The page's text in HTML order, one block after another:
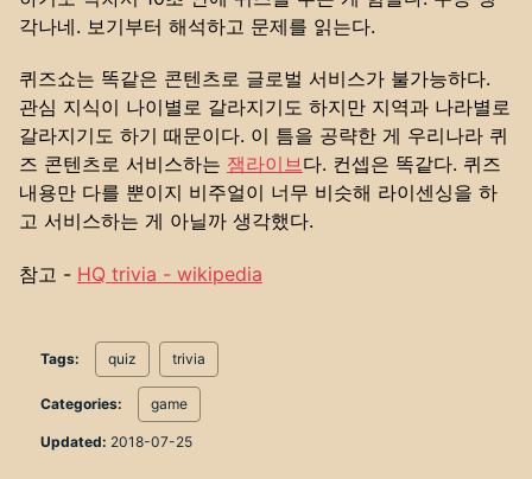
각나네. 보기부터 해석하고 문제를 읽는다.
퀴즈쇼는 똑같은 콘텐츠로 글로벌 서비스가 불가능하다.
관심 지식이 나이별로 갈라지기도 하지만 지역과 나라별로
갈라지기도 하기 때문이다. 이 틈을 공략한 게 우리나라 퀴
즈 콘텐츠로 서비스하는 잼라이브다. 컨셉은 똑같다. 퀴즈
내용만 다를 뿐이지 비주얼이 너무 비슷해 라이센싱을 하
고 서비스하는 게 아닐까 생각했다.
참고 - HQ trivia - wikipedia
Tags: quiz trivia
Categories: game
Updated: 2018-07-25